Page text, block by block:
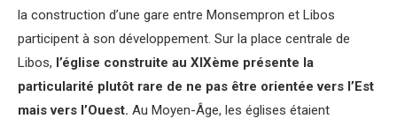
la construction d’une gare entre Monsempron et Libos
participent à son développement. Sur la place centrale de
Libos, l’église construite au XIXème présente la
particularité plutôt rare de ne pas être orientée vers l’Est
mais vers l’Ouest. Au Moyen-Âge, les églises étaient